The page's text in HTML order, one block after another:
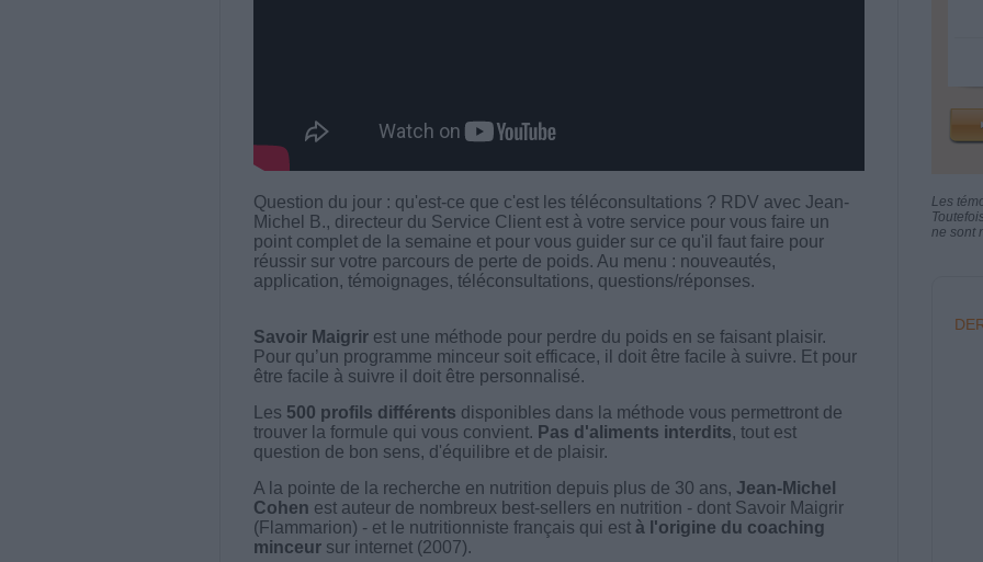
Question du jour : qu'est-ce que c'est les téléconsultations ? RDV avec Jean-
Michel B., directeur du Service Client est à votre service pour vous faire un
point complet de la semaine et pour vous guider sur ce qu'il faut faire pour
réussir sur votre parcours de perte de poids. Au menu : nouveautés,
application, témoignages, téléconsultations, questions/réponses.
Savoir Maigrirest une méthode pour perdre du poids en se faisant plaisir.
Pour qu’un programme minceur soit efficace, il doit être facile à suivre. Et pour
être facile à suivre il doit être personnalisé.
Les 500 profils différents disponibles dans la méthode vous permettront de
trouver la formule qui vous convient. Pas d'aliments interdits, tout est
question de bon sens, d'équilibre et de plaisir.
A la pointe de la recherche en nutrition depuis plus de 30 ans, Jean-Michel
Cohen est auteur de nombreux best-sellers en nutrition - dont Savoir Maigrir
(Flammarion) - et le nutritionniste français qui est à l'origine du coaching
minceursur internet (2007).
Les
ne sont